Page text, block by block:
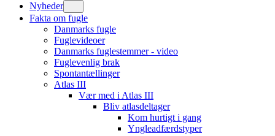
Nyheder
Fakta om fugle
Danmarks fugle
Fuglevideoer
Danmarks fuglestemmer - video
Fuglevenlig brak
Spontantællinger
Atlas III
Vær med i Atlas III
Bliv atlasdeltager
Kom hurtigt i gang
Yngleadfærdstyper